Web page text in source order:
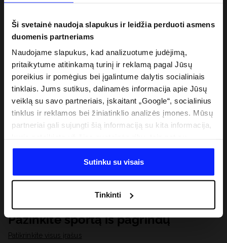
Ši svetainė naudoja slapukus ir leidžia perduoti asmens
duomenis partneriams
Naudojame slapukus, kad analizuotume judėjimą,
pritaikytume atitinkamą turinį ir reklamą pagal Jūsų
poreikius ir pomėgius bei įgalintume dalytis socialiniais
tinklais. Jums sutikus, dalinamės informacija apie Jūsų
veiklą su savo partneriais, įskaitant „Google“, socialinius
tinklus ir reklamos bei žiniatinklio analizės įmones. Mūsų
partneriai gali sujungti šią informaciją su kita informacija,
duomenimis, kuriuos jie gauna, kai naudojatės jų
paslaugomis. Gavus Jūsų leidimą, mes galime perduoti
Jūsų asmeninę informaciją savo partneriams, siekdami
analitinius tyrimus, pritaikyti turinį ir tobulinti mūsų
partnerių siūlomus sprendimus (pvz., socialinius tinklus).
Išsamią informaciją rasite mūsų Privatumo politikoje ir
skiltyje „Išsami informacija“.
Sutinku su visais
Tinkinti
Pažinkite sportą iš pagrindų
Patikrinkite visus įrašus